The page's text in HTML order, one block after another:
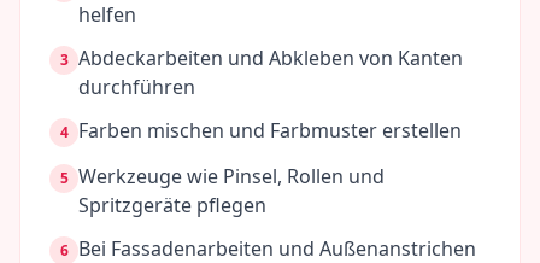
helfen
3 Abdeckarbeiten und Abkleben von Kanten
durchführen
4 Farben mischen und Farbmuster erstellen
5 Werkzeuge wie Pinsel, Rollen und
Spritzgeräte pflegen
6 Bei Fassadenarbeiten und Außenanstrichen